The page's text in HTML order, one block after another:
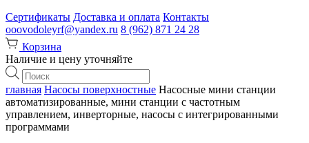
Сертификаты Доставка и оплата Контакты
ooovodoleyrf@yandex.ru 8 (962) 871 24 28
Корзина
Наличие и цену уточняйте
Поиск
товаров
главная Насосы поверхностные Насосные мини станции
автоматизированные, мини станции с частотным
управлением, инверторные, насосы с интегрированными
программами